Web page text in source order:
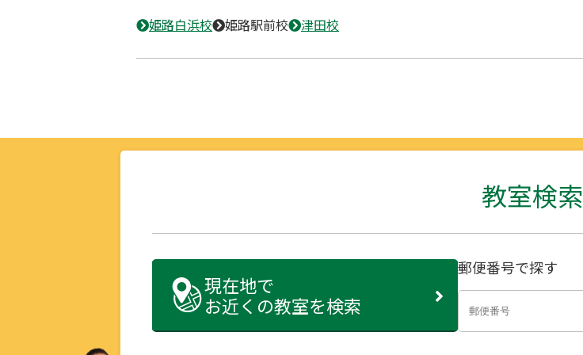
姫路白浜校 姫路駅前校 津田校
教室検索
現在地で
お近くの教室を検索
郵便番号で探す